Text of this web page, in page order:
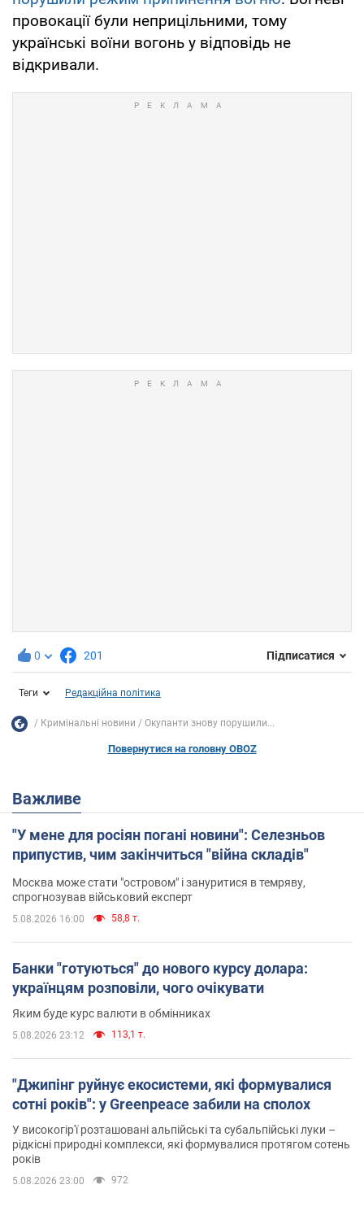
провокації були неприцільними, тому
українські воїни вогонь у відповідь не
відкривали.
0 201 Підписатися
Теги Редакційна політика
Кримінальні новини Окупанти знову порушили...
Повернутися на головну OBOZ
Важливе
"У мене для росіян погані новини": Селезньов
припустив, чим закінчиться "війна складів"
Москва може стати "островом" і зануритися в темряву,
спрогнозував військовий експерт
5.08.2026 16:00 58,8 т.
Банки "готуються" до нового курсу долара:
українцям розповіли, чого очікувати
Яким буде курс валюти в обмінниках
5.08.2026 23:12 113,1 т.
"Джипінг руйнує екосистеми, які формувалися
сотні років": у Greenpeace забили на сполох
У високогір'ї розташовані альпійські та субальпійські луки –
рідкісні природні комплекси, які формувалися протягом сотень
років
5.08.2026 23:00 972